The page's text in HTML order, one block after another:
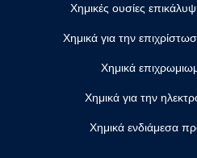
Χημικές ουσίες
Χημικά για την
Χημικά
Χημικά για την
Χημικά ενδιάμεσα